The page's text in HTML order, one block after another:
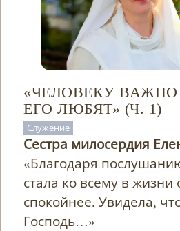
«ЧЕЛОВЕКУ ВАЖНО
ЕГО ЛЮБЯТ» (Ч. 1)
Служение
Сестра милосердия
«Благодаря
стала ко всему в жизни
спокойнее. Увидела,
Господь…»